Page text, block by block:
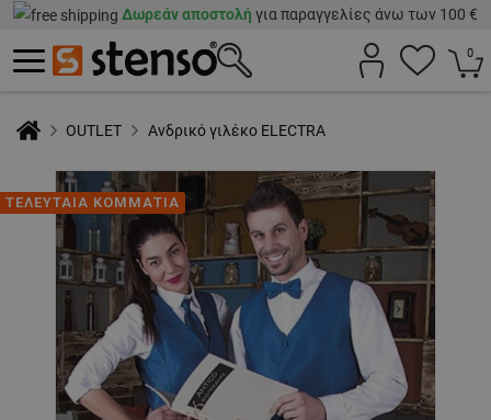
Δωρεάν αποστολή για παραγγελίες άνω των 100 €
0
OUTLET Ανδρικό γιλέκο ELECTRA
ΤΕΛΕΥΤΑΙΑ ΚΟΜΜΑΤΙΑ